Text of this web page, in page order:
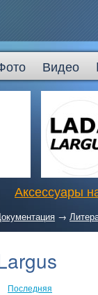
Видео
Аксессуары
→
Последняя